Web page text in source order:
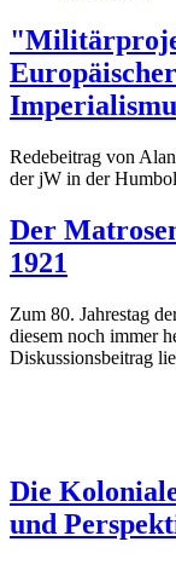
Redebeitrag von
der jW in der
Der
1921
Zum 80. Jahrestag
diesem noch immer
Diskussionsbeitrag
Die
und